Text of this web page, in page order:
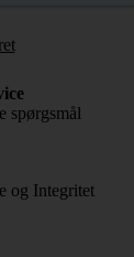
spørgsmål
og Integritet